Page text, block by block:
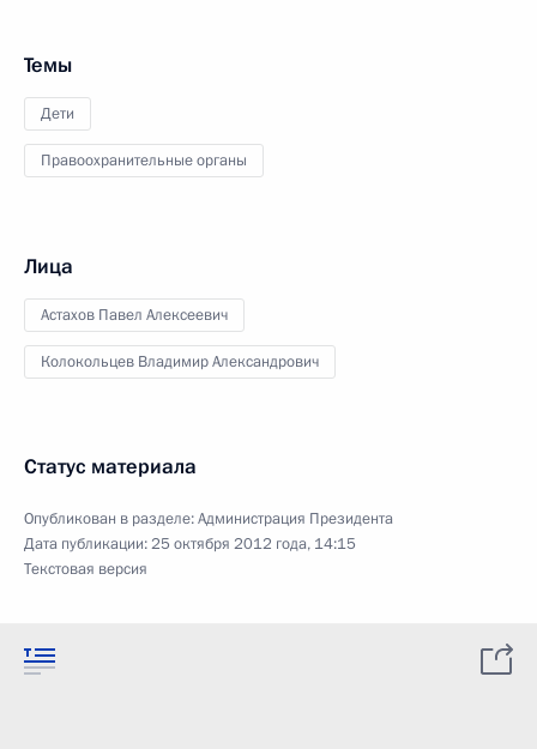
Темы
Дети
Правоохранительные органы
Лица
Астахов Павел Алексеевич
Колокольцев Владимир Александрович
Статус материала
Опубликован в разделе:Администрация Президента
Дата публикации:25 октября 2012 года, 14:15
Текстовая версия